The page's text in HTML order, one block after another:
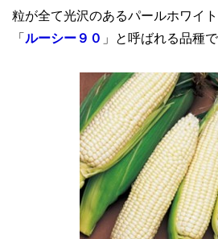
粒が全て光沢のあるパールホワイ
「 ルーシー９０ 」と呼ばれる品種で